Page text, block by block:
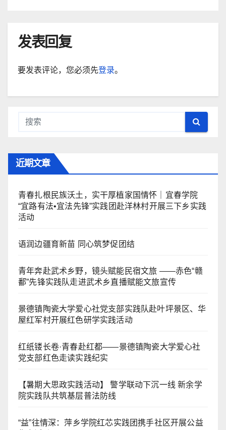
发表回复
要发表评论，您必须先登录。
近期文章
青春扎根民族沃土，实干厚植家国情怀｜宜春学院
“宜路有法•宜法先锋”实践团赴洋林村开展三下乡实践
活动
语润边疆育新苗 同心筑梦促团结
青年奔赴武术乡野，镜头赋能民宿文旅 ——赤色“赣
鄱”先锋实践队走进武术乡直播赋能文旅宣传
景德镇陶瓷大学爱心社党支部实践队赴叶坪景区、华
屋红军村开展红色研学实践活动
红纸镂长卷·青春赴红都——景德镇陶瓷大学爱心社
党支部红色走读实践纪实
【暑期大思政实践活动】 警学联动下沉一线 新余学
院实践队共筑基层普法防线
“益”往情深：萍乡学院红芯实践团携手社区开展公益